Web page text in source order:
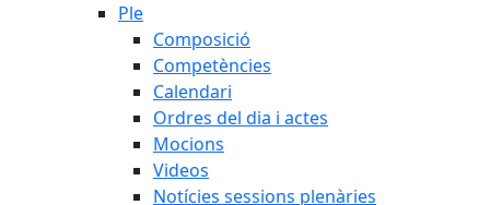
Ple
Composició
Competències
Calendari
Ordres del dia i actes
Mocions
Videos
Notícies sessions plenàries